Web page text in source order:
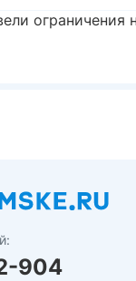
ограничения
904